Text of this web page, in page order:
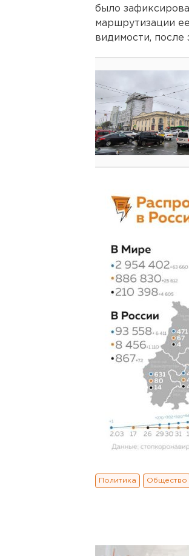
было
маршрутизации
видимости, после
Политика Общество